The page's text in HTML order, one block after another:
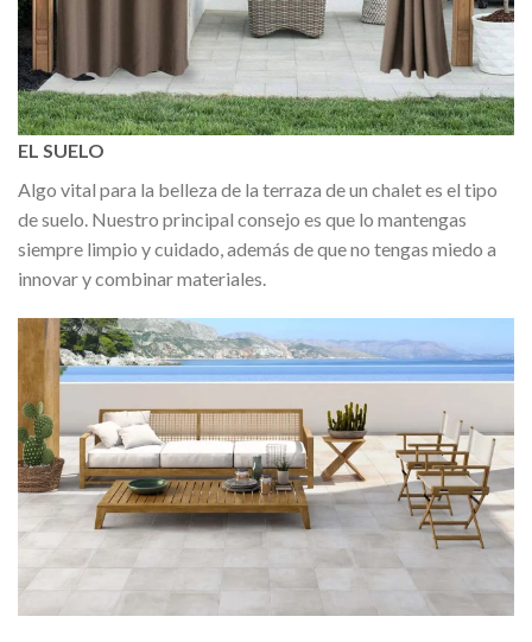
EL SUELO
Algo vital para la belleza de la terraza de un chalet es el tipo
de suelo. Nuestro principal consejo es que lo mantengas
siempre limpio y cuidado, además de que no tengas miedo a
innovar y combinar materiales.